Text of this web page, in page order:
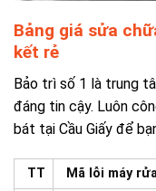
Bảng giá sửa
kết rẻ
Bảo trì số 1 là trung
đáng tin cậy. Luôn
bát tại Cầu Giấy để
TT Mã lỗi máy